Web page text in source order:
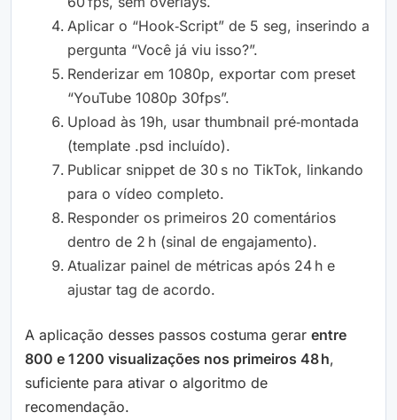
Aplicar o “Hook‑Script” de 5 seg, inserindo a
pergunta “Você já viu isso?”.
Renderizar em 1080p, exportar com preset
“YouTube 1080p 30fps”.
Upload às 19h, usar thumbnail pré‑montada
(template .psd incluído).
Publicar snippet de 30 s no TikTok, linkando
para o vídeo completo.
Responder os primeiros 20 comentários
dentro de 2 h (sinal de engajamento).
Atualizar painel de métricas após 24 h e
ajustar tag de acordo.
A aplicação desses passos costuma gerar entre
800 e 1 200 visualizações nos primeiros 48 h,
suficiente para ativar o algoritmo de
recomendação.